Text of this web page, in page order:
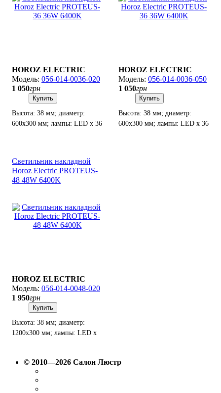
HOROZ ELECTRIC
056-014-0036-020
1 050грн
Купить
Высота: 38 мм; диаметр:
600х300 мм; лампы: LED х 36
HOROZ ELECTRIC
056-014-0036-050
1 050грн
Купить
Высота: 38 мм; диаметр:
600х300 мм; лампы: LED х 36
Светильник накладной
Horoz Electric PROTEUS-
48 48W 6400K
HOROZ ELECTRIC
056-014-0048-020
1 950грн
Купить
Высота: 38 мм; диаметр:
1200х300 мм; лампы: LED х
© 2010—2026 Салон Люстр